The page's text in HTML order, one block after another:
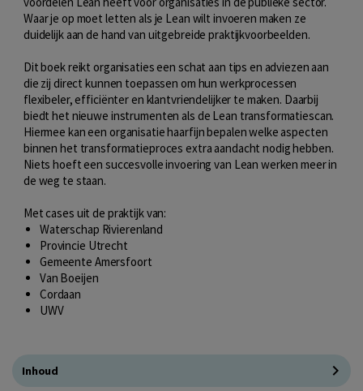
Waar je op moet letten als je Lean wilt invoeren maken ze
duidelijk aan de hand van uitgebreide praktijkvoorbeelden.
Dit boek reikt organisaties een schat aan tips en adviezen aan
die zij direct kunnen toepassen om hun werkprocessen
flexibeler, efficiënter en klantvriendelijker te maken. Daarbij
biedt het nieuwe instrumenten als de Lean transformatiescan.
Hiermee kan een organisatie haarfijn bepalen welke aspecten
binnen het transformatieproces extra aandacht nodig hebben.
Niets hoeft een succesvolle invoering van Lean werken meer in
de weg te staan.
Met cases uit de praktijk van:
Waterschap Rivierenland
Provincie Utrecht
Gemeente Amersfoort
Van Boeijen
Cordaan
UWV
Inhoud